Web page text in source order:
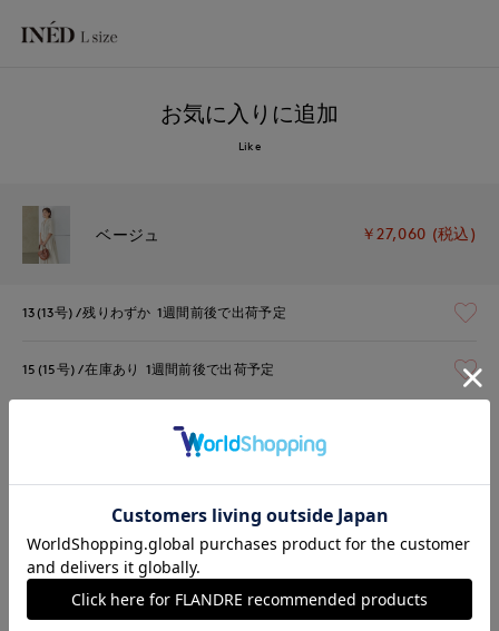
お気に入りに追加
Like
ベージュ ￥27,060 (税込)
13(13号) 残りわずか 1週間前後で出荷予定
15(15号) 在庫あり 1週間前後で出荷予定